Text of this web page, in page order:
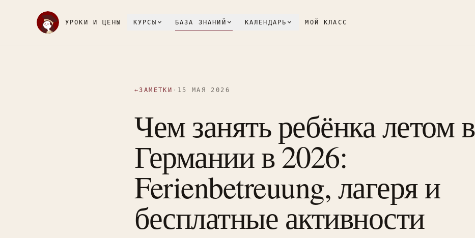
УРОКИ И ЦЕНЫ КУРСЫ БАЗА ЗНАНИЙ КАЛЕНДАРЬ МОЙ КЛАСС
←ЗАМЕТКИ · 15 МАЯ 2026
Чем занять ребёнка летом в
Германии в 2026:
Ferienbetreuung, лагеря и
бесплатные активности